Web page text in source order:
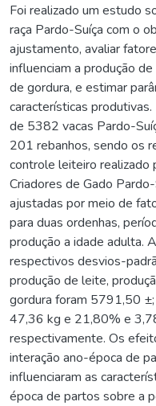
Foi realizado um estudo
raça Pardo-Suíça com o
ajustamento, avaliar
influenciam a produção
de gordura, e estimar
características
de 5382 vacas Pardo-
201 rebanhos, sendo os
controle leiteiro realizado
Criadores de Gado
ajustadas por meio de
para duas ordenhas,
produção a idade adulta.
respectivos desvios-
produção de leite,
gordura foram 5791,50
47,36 kg e 21,80% e
respectivamente. Os
interação ano-época de
influenciaram as
época de partos sobre a